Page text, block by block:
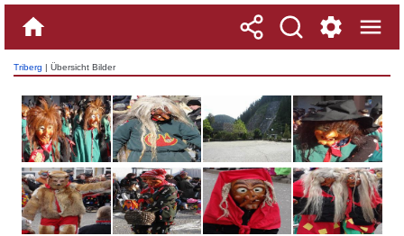
Triberg | Übersicht Bilder